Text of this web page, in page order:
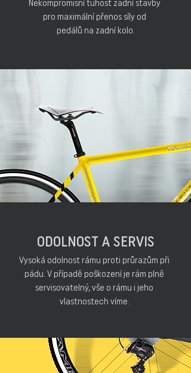
Vysoká odolnost rámu proti průrazům při
pádu. V případě poškození je rám plně
servisovatelný, vše o rámu i jeho
vlastnostech víme.
Nekompromisní tuhost zadní stavby
pro maximální přenos síly od
pedálů na zadní kolo.
ODOLNOST A SERVIS